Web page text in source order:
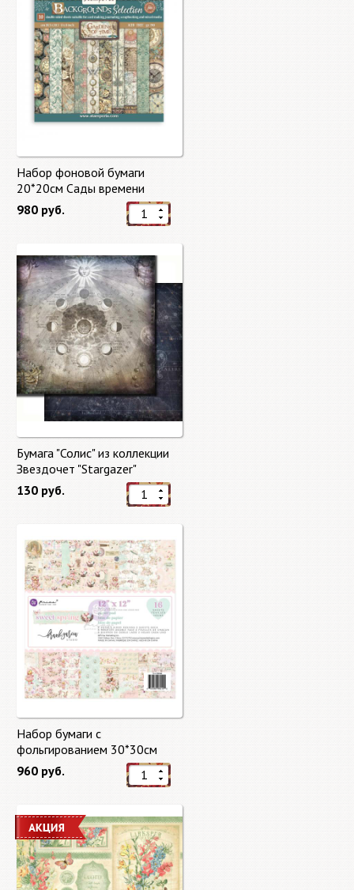
Набор фоновой бумаги
20*20см Сады времени
(Gardens of Time) 10 листов +
бонус от Stamperia
980 руб.
Бумага "Солис" из коллекции
Звездочет "Stargazer"
130 руб.
Набор бумаги с
фольгированием 30*30см
Сладкая весна "Sweet Spring"
8 листов Prima Marketing
960 руб.